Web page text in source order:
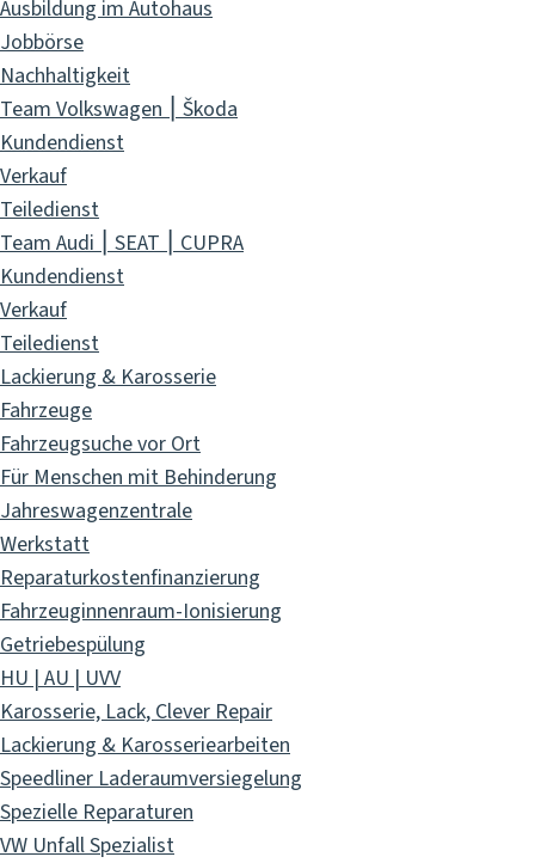
Ausbildung im Autohaus
Jobbörse
Nachhaltigkeit
Team Volkswagen ⎮ Škoda
Kundendienst
Verkauf
Teiledienst
Team Audi ⎮ SEAT ⎮ CUPRA
Kundendienst
Verkauf
Teiledienst
Lackierung & Karosserie
Fahrzeuge
Fahrzeugsuche vor Ort
Für Menschen mit Behinderung
Jahreswagenzentrale
Werkstatt
Reparaturkostenfinanzierung
Fahrzeuginnenraum-Ionisierung
Getriebespülung
HU | AU | UVV
Karosserie, Lack, Clever Repair
Lackierung & Karosseriearbeiten
Speedliner Laderaumversiegelung
Spezielle Reparaturen
VW Unfall Spezialist